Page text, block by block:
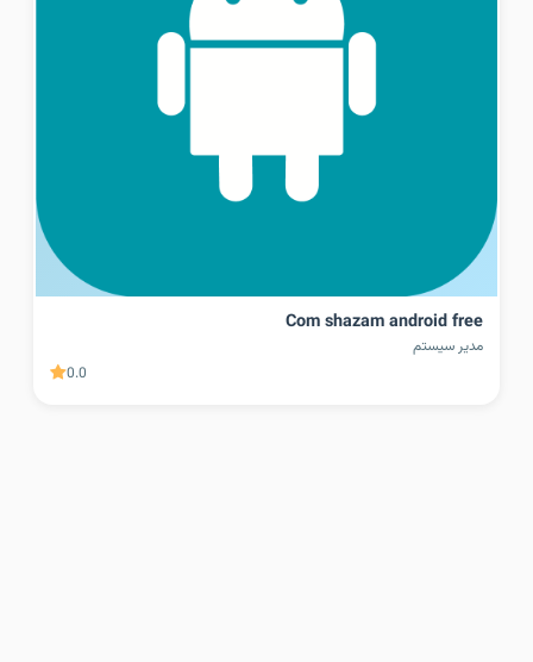
Com shazam android free
مدیر سیستم
0.0